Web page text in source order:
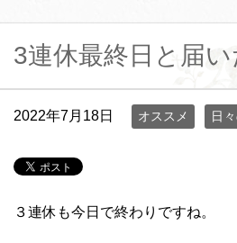
3連休最終日と届
2022年7月18日 オススメ 日
３連休も今日で終わりですね。